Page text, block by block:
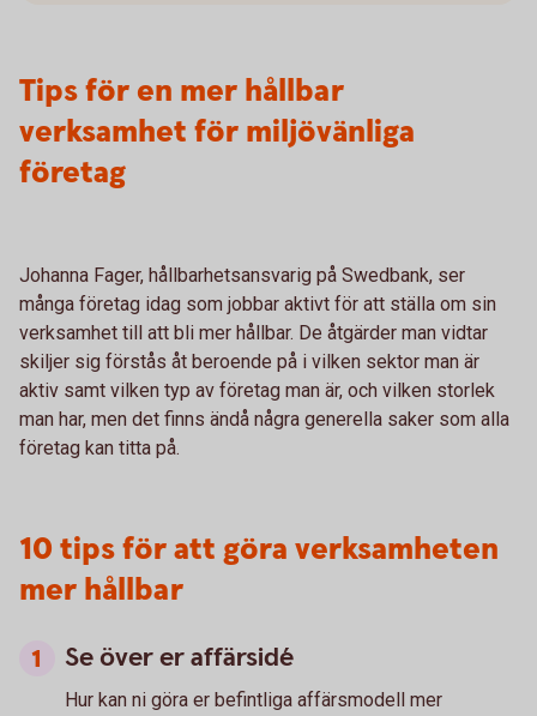
Tips för en mer hållbar
verksamhet för miljövänliga
företag
Johanna Fager, hållbarhetsansvarig på Swedbank, ser
många företag idag som jobbar aktivt för att ställa om sin
verksamhet till att bli mer hållbar. De åtgärder man vidtar
skiljer sig förstås åt beroende på i vilken sektor man är
aktiv samt vilken typ av företag man är, och vilken storlek
man har, men det finns ändå några generella saker som alla
företag kan titta på.
10 tips för att göra verksamheten
mer hållbar
Se över er affärsidé
Hur kan ni göra er befintliga affärsmodell mer